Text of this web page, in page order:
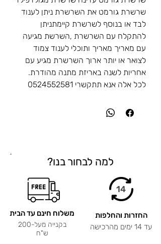
שרשרת גורמט את השרשרת ניתן לענוד
לבד או בנוסף לשרשרת קיימתניתן
להתקלח עם השרשרת ,השרשת מגיעה
עם מאריך מאריך ותוכלי לענוד צמוד
לצואר או יותר ארוך השרשרת מגיע עם
אחריות לשנה באריזת מתנה מהודרת.
לכל אלה אנא תתקשרי 0524552581
.
למה לבחור בנו?
משלוח חינם עד הבית
בקנייה מעל-200
ש"ח
14
החזרות והחלפות
עד 14 ימים מהרכישה